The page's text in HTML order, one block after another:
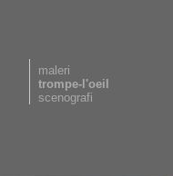
maleri
trompe-l'oeil
scenografi